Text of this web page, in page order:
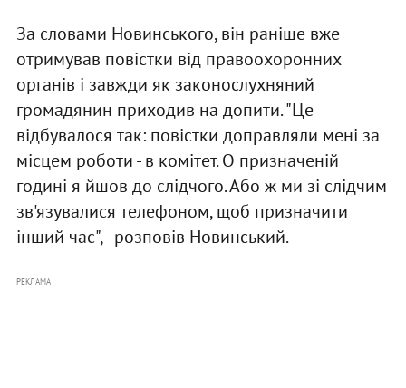
За словами Новинського, він раніше вже
отримував повістки від правоохоронних
органів і завжди як законослухняний
громадянин приходив на допити. "Це
відбувалося так: повістки доправляли мені за
місцем роботи - в комітет. О призначеній
годині я йшов до слідчого. Або ж ми зі слідчим
зв'язувалися телефоном, щоб призначити
інший час", - розповів Новинський.
РЕКЛАМА